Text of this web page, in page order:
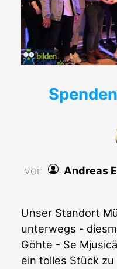
von Andreas
Unser Standort
unterwegs -
Göhte - Se
ein tolles Stück